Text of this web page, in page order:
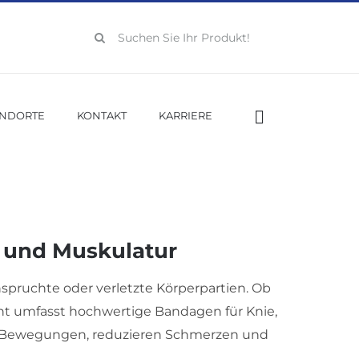
Suche
KONTAKT KARRIERE
Muskulatur
oder verletzte Körperpartien. Ob
umfasst hochwertige Bandagen für Knie,
reduzieren Schmerzen und